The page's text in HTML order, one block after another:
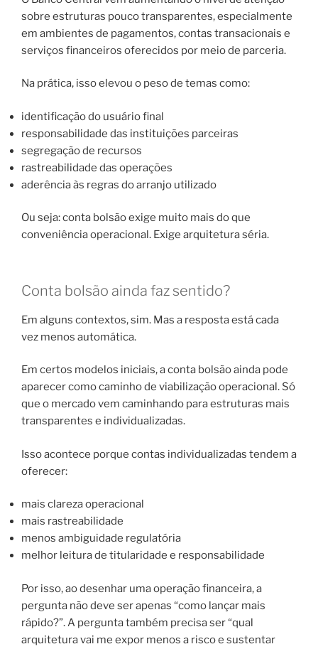
sobre estruturas pouco transparentes, especialmente
em ambientes de pagamentos, contas transacionais e
serviços financeiros oferecidos por meio de parceria.
Na prática, isso elevou o peso de temas como:
identificação do usuário final
responsabilidade das instituições parceiras
segregação de recursos
rastreabilidade das operações
aderência às regras do arranjo utilizado
Ou seja: conta bolsão exige muito mais do que
conveniência operacional. Exige arquitetura séria.
Conta bolsão ainda faz sentido?
Em alguns contextos, sim. Mas a resposta está cada
vez menos automática.
Em certos modelos iniciais, a conta bolsão ainda pode
aparecer como caminho de viabilização operacional. Só
que o mercado vem caminhando para estruturas mais
transparentes e individualizadas.
Isso acontece porque contas individualizadas tendem a
oferecer:
mais clareza operacional
mais rastreabilidade
menos ambiguidade regulatória
melhor leitura de titularidade e responsabilidade
Por isso, ao desenhar uma operação financeira, a
pergunta não deve ser apenas “como lançar mais
rápido?”. A pergunta também precisa ser “qual
arquitetura vai me expor menos a risco e sustentar